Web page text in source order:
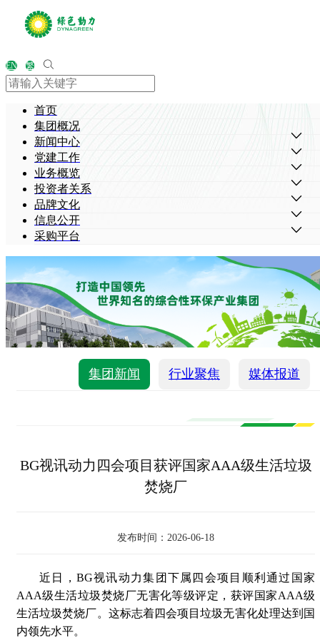
EN 繁
首页
集团概况
新闻中心
党建工作
业务概览
投资者关系
品牌文化
信息公开
采购平台
集团新闻 行业聚焦 媒体报道
BG视讯动力四会项目获评国家AAA级生活垃圾
焚烧厂
发布时间：2026-06-18
近日，BG视讯动力集团下属四会项目顺利通过国家
AAA级生活垃圾焚烧厂无害化等级评定，获评国家AAA级
生活垃圾焚烧厂。这标志着四会项目垃圾无害化处理达到国
内领先水平。